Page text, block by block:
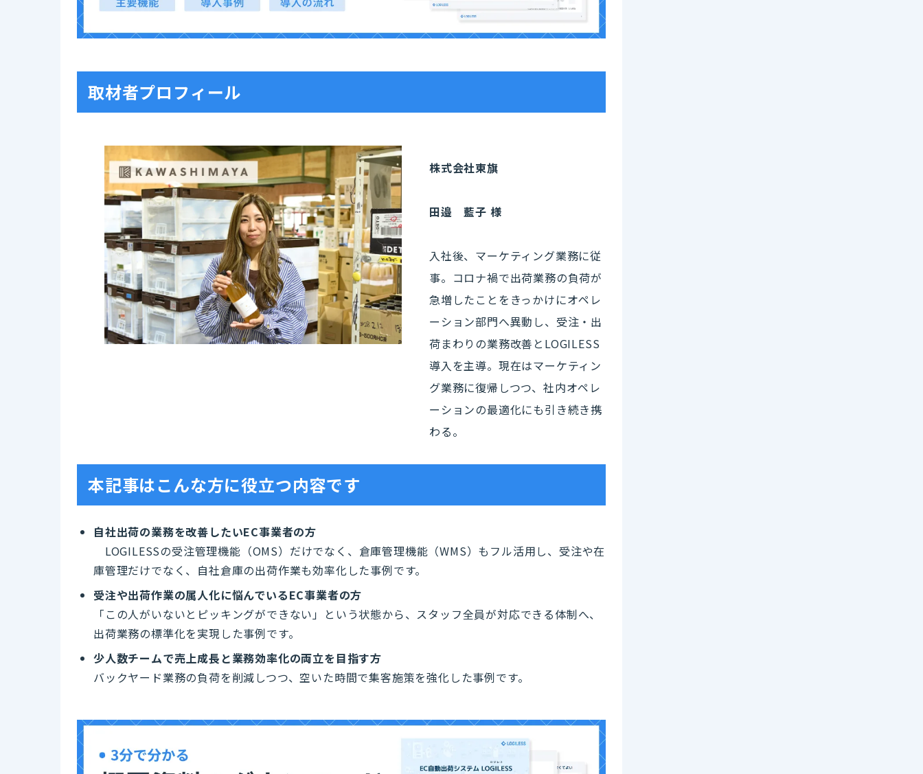
取材者プロフィール
株式会社東旗
田邉 藍子 様
入社後、マーケティング業務に従
事。コロナ禍で出荷業務の負荷が
急増したことをきっかけにオペレ
ーション部門へ異動し、受注・出
荷まわりの業務改善とLOGILESS
導入を主導。現在はマーケティン
グ業務に復帰しつつ、社内オペレ
ーションの最適化にも引き続き携
わる。
本記事はこんな方に役立つ内容です
自社出荷の業務を改善したいEC事業者の方
LOGILESSの受注管理機能（OMS）だけでなく、倉庫管理機能（WMS）もフル活用し、受注や在
庫管理だけでなく、自社倉庫の出荷作業も効率化した事例です。
受注や出荷作業の属人化に悩んでいるEC事業者の方
「この人がいないとピッキングができない」という状態から、スタッフ全員が対応できる体制へ、
出荷業務の標準化を実現した事例です。
少人数チームで売上成長と業務効率化の両立を目指す方
バックヤード業務の負荷を削減しつつ、空いた時間で集客施策を強化した事例です。